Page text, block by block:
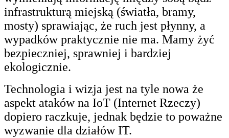
infrastrukturą miejską (światła, bramy,
mosty) sprawiając, że ruch jest płynny, a
wypadków praktycznie nie ma. Mamy żyć
bezpieczniej, sprawniej i bardziej
ekologicznie.
Technologia i wizja jest na tyle nowa że
aspekt ataków na IoT (Internet Rzeczy)
dopiero raczkuje, jednak będzie to poważne
wyzwanie dla działów IT.